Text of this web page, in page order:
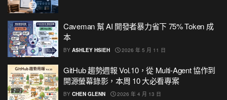
Caveman 幫 AI 開發者暴力省下 75% Token 成
本
BY ASHLEY HSIEH 2026 年 5 月 11 日
GitHub 趨勢週報 Vol.10，從 Multi-Agent 協作到
開源螢幕錄影，本周 10 大必看專案
BY CHEN GLENN 2026 年 4 月 13 日